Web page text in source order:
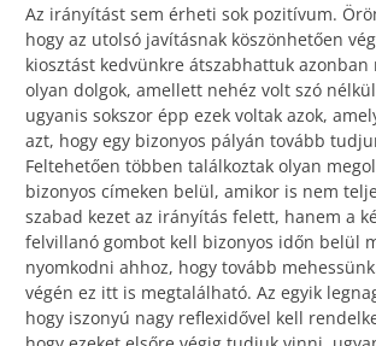
Az irányítást sem érheti sok pozitívum.
hogy az utolsó javításnak köszönhetően
kiosztást kedvünkre átszabhattuk
olyan dolgok, amellett nehéz volt szó
ugyanis sokszor épp ezek voltak azok,
azt, hogy egy bizonyos pályán tovább
Feltehetően többen találkoztak olyan
bizonyos címeken belül, amikor is nem
szabad kezet az irányítás felett, hanem a
felvillanó gombot kell bizonyos időn belül
nyomkodni ahhoz, hogy tovább
végén ez itt is megtalálható. Az egyik
hogy iszonyú nagy reflexidővel kell